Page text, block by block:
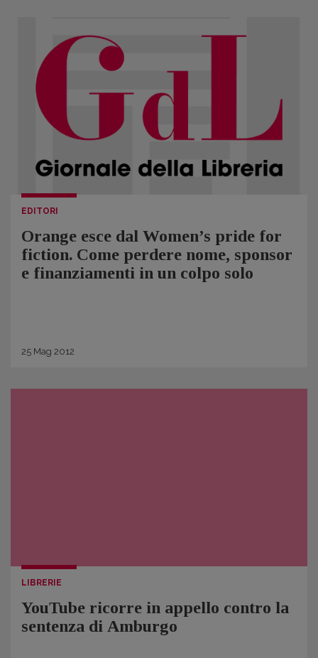
EDITORI
Orange esce dal Women’s pride for
fiction. Come perdere nome, sponsor
e finanziamenti in un colpo solo
25 Mag 2012
LIBRERIE
YouTube ricorre in appello contro la
sentenza di Amburgo